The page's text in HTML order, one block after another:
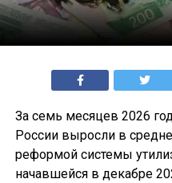
За семь месяцев 2026
России выросли в
реформой системы
начавшейся в декабре